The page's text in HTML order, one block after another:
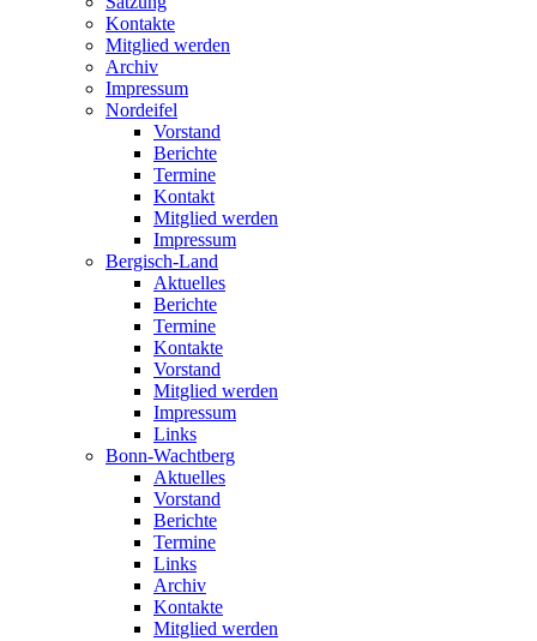
Kontakte
Mitglied werden
Archiv
Impressum
Nordeifel
Vorstand
Berichte
Termine
Kontakt
Mitglied werden
Impressum
Bergisch-Land
Aktuelles
Berichte
Termine
Kontakte
Vorstand
Mitglied werden
Impressum
Links
Bonn-Wachtberg
Aktuelles
Vorstand
Berichte
Termine
Links
Archiv
Kontakte
Mitglied werden